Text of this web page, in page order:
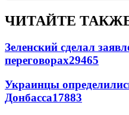
ЧИТАЙТЕ
Зеленский сделал
переговорах29465
Украинцы
Донбасса17883